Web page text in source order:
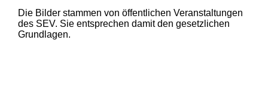
Die Bilder stammen von öffentlichen Veranstaltungen
des SEV. Sie entsprechen damit den gesetzlichen
Grundlagen.